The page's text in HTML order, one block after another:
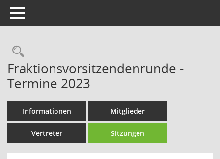
Toggle navigation
Rechercheauswahl
Fraktionsvorsitzendenrunde -
Termine 2023
Informationen Mitglieder
Vertreter Sitzungen